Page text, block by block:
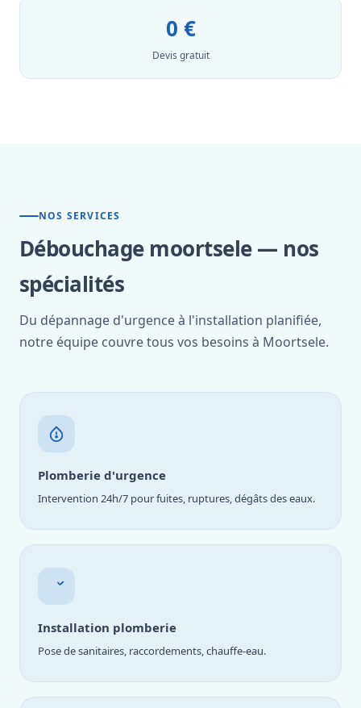
0 €
Devis gratuit
NOS SERVICES
Débouchage moortsele — nos
spécialités
Du dépannage d'urgence à l'installation planifiée,
notre équipe couvre tous vos besoins à Moortsele.
Plomberie d'urgence
Intervention 24h/7 pour fuites, ruptures, dégâts des eaux.
Installation plomberie
Pose de sanitaires, raccordements, chauffe-eau.